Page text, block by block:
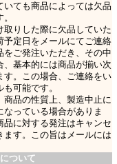
ても商品によっては欠品
取りした際に欠品していた
予定日をメールにてご連絡
をご発注いただき、その中
、基本的には商品が揃い次
す。この場合、ご連絡をい
可能です。
商品の性質上、製造中止に
っている場合がありま
に対する発注はキャンセ
ます。この旨はメールには
ついて